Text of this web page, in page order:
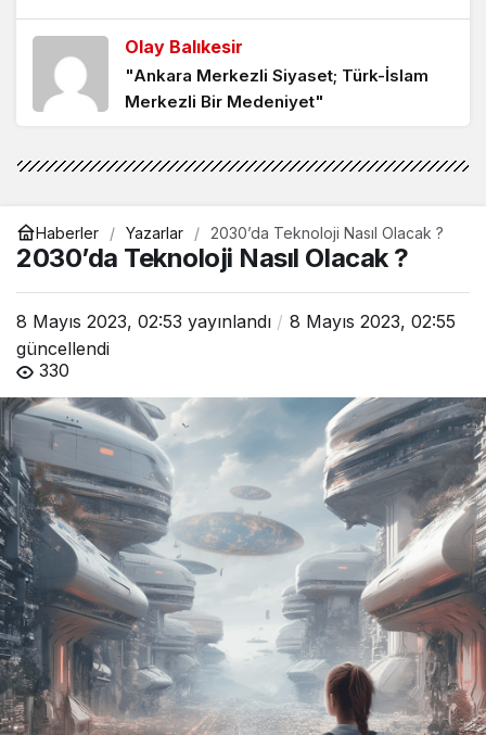
Olay Balıkesir
"Ankara Merkezli Siyaset; Türk-İslam
Merkezli Bir Medeniyet"
Olay Balıkesir
Olay Balıkesir
"Başbuğ’un Evlatları"
"BALIKESİR’DE YESEVİ OCAĞINDAN;
ÜLKÜ OCAKLARINA"
Olay Balıkesir
"Milletin Kurtuluş ve Yükselişinde
Temel; Türk-İslam Ülküsü"
Olay Balıkesir
"Kuşakların Değil; Çanakkale’den 2023’e
Türk Gençliği"
Olay Balıkesir
Haberler Yazarlar 2030’da Teknoloji Nasıl Olacak ?
2030’da Teknoloji Nasıl Olacak ?
8 Mayıs 2023, 02:53 yayınlandı
8 Mayıs 2023, 02:55
güncellendi
330